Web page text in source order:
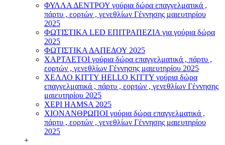
ΦΥΛΛΑ ΔΕΝΤΡΟΥ γούρια δώρα επαγγελματικά ,
πάρτυ , εορτών , γενεθλίων Γέννησης μαιευτηρίου
2025
ΦΩΤΙΣΤΙΚΑ LED ΕΠΙΤΡΑΠΕΖΙΑ για γούρια δώρα
2025
ΦΩΤΙΣΤΙΚΑ ΔΑΠΕΔΟΥ 2025
ΧΑΡΤΑΕΤΟI γούρια δώρα επαγγελματικά , πάρτυ ,
εορτών , γενεθλίων Γέννησης μαιευτηρίου 2025
ΧΕΛΛΟ ΚΙΤΤΥ HELLO KITTY γούρια δώρα
επαγγελματικά , πάρτυ , εορτών , γενεθλίων Γέννησης
μαιευτηρίου 2025
ΧΕΡΙ HAMSA 2025
ΧΙΟΝΑΝΘΡΩΠΟΙ γούρια δώρα επαγγελματικά ,
πάρτυ , εορτών , γενεθλίων Γέννησης μαιευτηρίου
2025
+